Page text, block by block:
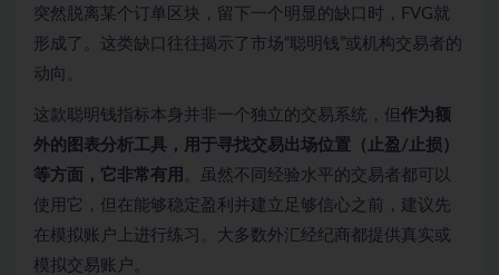
突然脱离某个订单区块，留下一个明显的缺口时，FVG就
形成了。这类缺口往往揭示了市场“聪明钱”或机构交易者的
动向。
这款聪明钱指标本身并非一个独立的交易系统，但 作为额
外的图表分析工具，用于寻找交易出场位置（止盈/止损）
等方面，它非常有用
。虽然不同经验水平的交易者都可以
使用它，但在能够稳定盈利并建立足够信心之前，建议先
在模拟账户上进行练习。大多数外汇经纪商都提供真实或
模拟交易账户。